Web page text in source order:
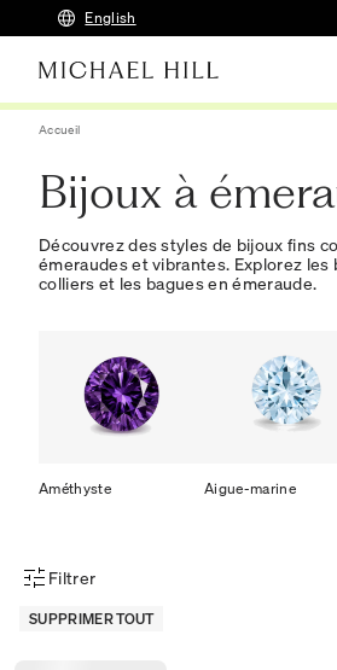
English
Accueil
Bijoux à
Découvrez des styles de bijoux fins
émeraudes et vibrantes. Explorez les
colliers et les bagues en émeraude.
Améthyste Aigue-marine
Menu des filtres d'articles
Filtrer
SUPPRIMER TOUT